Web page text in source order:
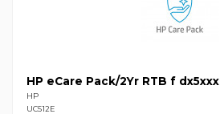
HP eCare Pack/2Yr RTB f dx5xxx
HP
UC512E